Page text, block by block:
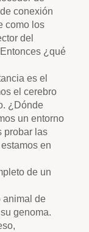
conexión
como los
del
¿qué
es el
el cerebro
¿Dónde
un entorno
probar las
en
de un
animal de
genoma.